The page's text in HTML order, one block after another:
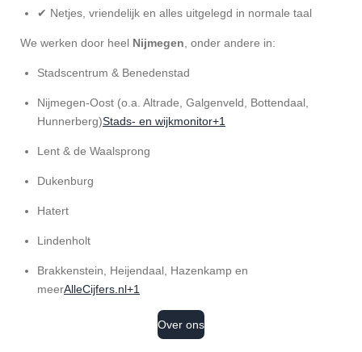
✔ Netjes, vriendelijk en alles uitgelegd in normale taal
We werken door heel Nijmegen , onder andere in:
Stadscentrum & Benedenstad
Nijmegen-Oost (o.a. Altrade, Galgenveld, Bottendaal,
Hunnerberg)Stads- en wijkmonitor+1
Lent & de Waalsprong
Dukenburg
Hatert
Lindenholt
Brakkenstein, Heijendaal, Hazenkamp en
meerAlleCijfers.nl+1
Over ons